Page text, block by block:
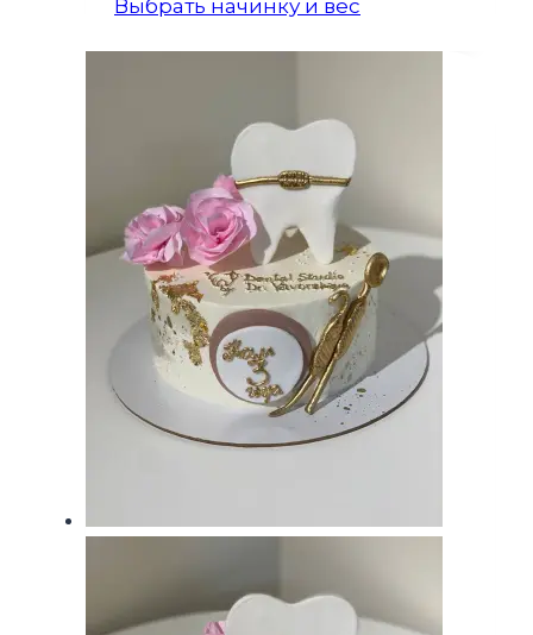
Выбрать начинку и вес